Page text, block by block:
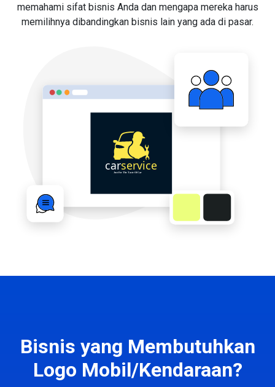
memahami sifat bisnis Anda dan mengapa mereka harus
memilihnya dibandingkan bisnis lain yang ada di pasar.
Bisnis yang Membutuhkan
Logo Mobil/Kendaraan?